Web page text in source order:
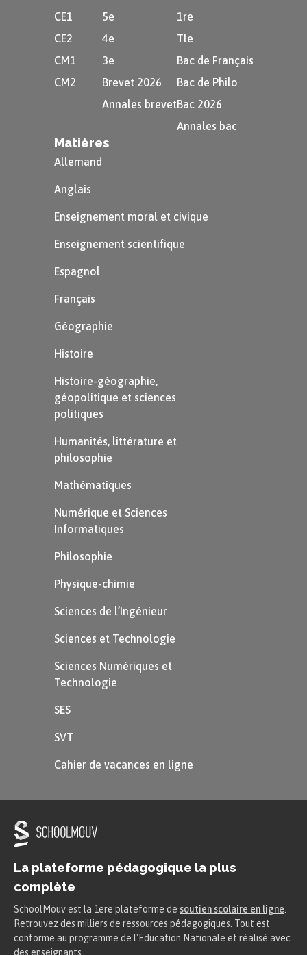
CE1
CE2
CM1
CM2
5e
4e
3e
Brevet 2026
Annales brevet
1re
Tle
Bac de Français
Bac de Philo
Bac 2026
Annales bac
Matières
Allemand
Anglais
Enseignement moral et civique
Enseignement scientifique
Espagnol
Français
Géographie
Histoire
Histoire-géographie,
géopolitique et sciences
politiques
Humanités, littérature et
philosophie
Mathématiques
Numérique et Sciences
Informatiques
Philosophie
Physique-chimie
Sciences de l’Ingénieur
Sciences et Technologie
Sciences Numériques et
Technologie
SES
SVT
Cahier de vacances en ligne
La plateforme pédagogique la plus
complète
SchoolMouv est la 1ere plateforme de soutien scolaire en ligne
Retrouvez des milliers de ressources pédagogiques. Tout est
conforme au programme de l'Education Nationale et réalisé avec
des enseignants.